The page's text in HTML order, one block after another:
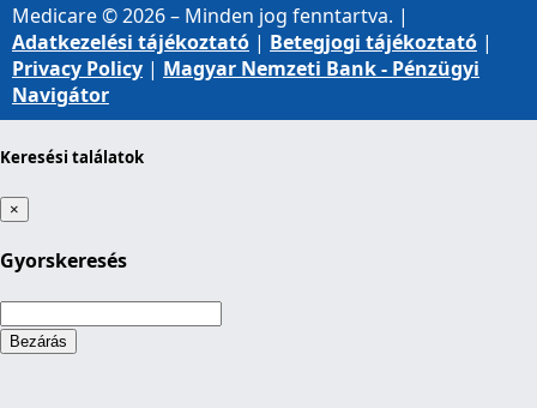
Medicare © 2026 – Minden jog fenntartva. |
Adatkezelési tájékoztató | Betegjogi tájékoztató |
Privacy Policy | Magyar Nemzeti Bank - Pénzügyi
Navigátor
Keresési találatok
×
Gyorskeresés
Loading...
Bezárás